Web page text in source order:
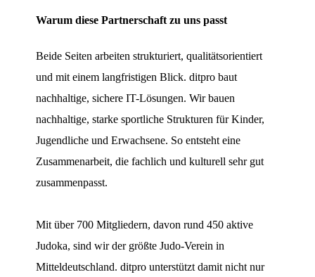
Warum diese Partnerschaft zu uns passt
Beide Seiten arbeiten strukturiert, qualitätsorientiert
und mit einem langfristigen Blick. ditpro baut
nachhaltige, sichere IT-Lösungen. Wir bauen
nachhaltige, starke sportliche Strukturen für Kinder,
Jugendliche und Erwachsene. So entsteht eine
Zusammenarbeit, die fachlich und kulturell sehr gut
zusammenpasst.
Mit über 700 Mitgliedern, davon rund 450 aktive
Judoka, sind wir der größte Judo-Verein in
Mitteldeutschland. ditpro unterstützt damit nicht nur